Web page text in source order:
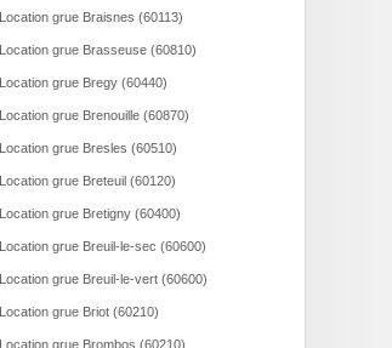
Location grue Braisnes (60113)
Location grue Brasseuse (60810)
Location grue Bregy (60440)
Location grue Brenouille (60870)
Location grue Bresles (60510)
Location grue Breteuil (60120)
Location grue Bretigny (60400)
Location grue Breuil-le-sec (60600)
Location grue Breuil-le-vert (60600)
Location grue Briot (60210)
Location grue Brombos (60210)